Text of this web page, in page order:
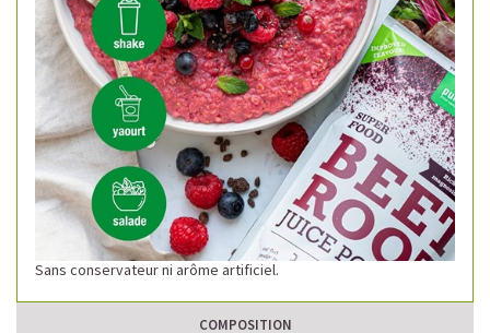
Sans conservateur ni arôme artificiel.
COMPOSITION